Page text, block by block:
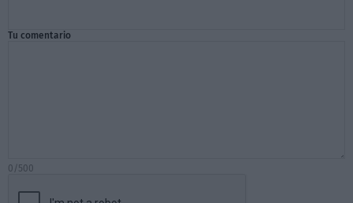
Tu comentario
0/500